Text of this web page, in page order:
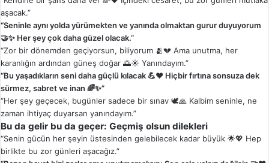
aşacak.”
“Seninle aynı yolda yürümekten ve yanında olmaktan gurur duyuyorum
🤝✨ Her şey çok daha güzel olacak.”
“Zor bir dönemden geçiyorsun, biliyorum 🫂💔 Ama unutma, her
karanlığın ardından güneş doğar 🌅☀️ Yanındayım.”
“Bu yaşadıkların seni daha güçlü kılacak 💪❤️ Hiçbir fırtına sonsuza dek
sürmez, sabret ve inan 🌈✨”
“Her şey geçecek, bugünler sadece bir sınav 🕊️🙏 Kalbim seninle, ne
zaman ihtiyaç duyarsan yanındayım.”
Bu da gelir bu da geçer: Geçmiş olsun dilekleri
“Senin gücün her şeyin üstesinden gelebilecek kadar büyük 🌟💖 Hep
birlikte bu zor günleri aşacağız.”